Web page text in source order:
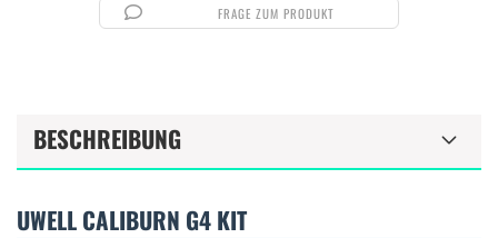
FRAGE ZUM PRODUKT
BESCHREIBUNG
UWELL CALIBURN G4 KIT